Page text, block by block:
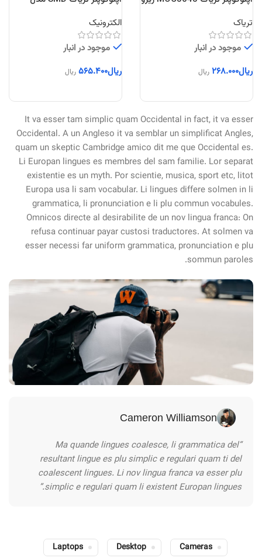
تریاک
موجود در انبار
ریال۲۶۸.۰۰۰ ریال
الکترونیک
موجود در انبار
ریال۵۶۵.۴۰۰ ریال
It va esser tam simplic quam Occidental in fact, it va esser
Occidental. A un Angleso it va semblar un simplificat Angles,
quam un skeptic Cambridge amico dit me que Occidental es.
Li Europan lingues es membres del sam familie. Lor separat
existentie es un myth. Por scientie, musica, sport etc, litot
Europa usa li sam vocabular. Li lingues differe solmen in li
grammatica, li pronunciation e li plu commun vocabules.
Omnicos directe al desirabilite de un nov lingua franca: On
refusa continuar payar custosi traductores. At solmen va
esser necessi far uniform grammatica, pronunciation e plu
sommun paroles.
Cameron Williamson
“Ma quande lingues coalesce, li grammatica del
resultant lingue es plu simplic e regulari quam ti del
coalescent lingues. Li nov lingua franca va esser plu
simplic e regulari quam li existent Europan lingues.”
Cameras
Desktop
Laptops